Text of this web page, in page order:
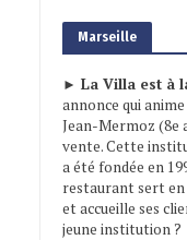
Marseille
► La Villa est à
annonce qui
Jean-Mermoz (8e
vente. Cette
a été fondée en
restaurant sert en
et accueille ses
jeune institution ?